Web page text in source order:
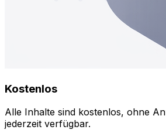
Kostenlos
Alle Inhalte sind kostenlos, ohne
jederzeit verfügbar.